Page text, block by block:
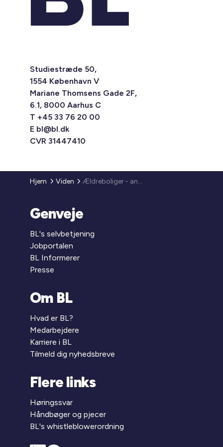
Studiestræde 50,
1554 København V
Mariane Thomsens Gade 2F,
6.1, 8000 Aarhus C
T +45 33 76 20 00
E bl@bl.dk
CVR 31447410
Hjem Viden Ældreboliger - anvisningsret og ommærkning til familieboliger
Genveje
BL's selvbetjening
Jobportalen
BL Informerer
Presse
Om BL
Hvad er BL?
Medarbejdere
Karriere i BL
Tilmeld dig nyhedsbreve
Flere links
Høringssvar
Håndbøger og pjecer
BL's whistleblowerordning